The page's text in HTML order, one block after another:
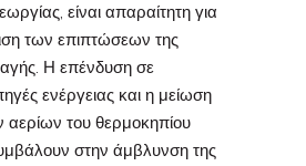
είναι απαραίτητη για
των επιπτώσεων της
Η επένδυση σε
ενέργειας και η μείωση
του θερμοκηπίου
στην άμβλυνση της